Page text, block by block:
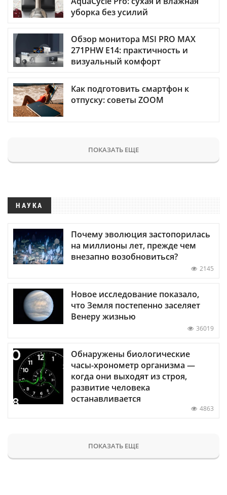
уборка без усилий
Обзор монитора MSI PRO MAX
271PHW E14: практичность и
визуальный комфорт
Как подготовить смартфон к
отпуску: советы ZOOM
ПОКАЗАТЬ ЕЩЕ
НАУКА
Почему эволюция застопорилась
на миллионы лет, прежде чем
внезапно возобновиться?
2145
Новое исследование показало,
что Земля постепенно заселяет
Венеру жизнью
36019
Обнаружены биологические
часы-хронометр организма —
когда они выходят из строя,
развитие человека
останавливается
4863
ПОКАЗАТЬ ЕЩЕ